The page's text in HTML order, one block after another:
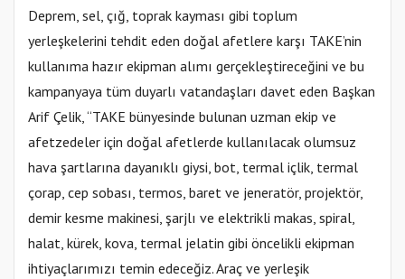
Deprem, sel, çığ, toprak kayması gibi toplum
yerleşkelerini tehdit eden doğal afetlere karşı TAKE’nin
kullanıma hazır ekipman alımı gerçekleştireceğini ve bu
kampanyaya tüm duyarlı vatandaşları davet eden Başkan
Arif Çelik, “TAKE bünyesinde bulunan uzman ekip ve
afetzedeler için doğal afetlerde kullanılacak olumsuz
hava şartlarına dayanıklı giysi, bot, termal içlik, termal
çorap, cep sobası, termos, baret ve jeneratör, projektör,
demir kesme makinesi, şarjlı ve elektrikli makas, spiral,
halat, kürek, kova, termal jelatin gibi öncelikli ekipman
ihtiyaçlarımızı temin edeceğiz. Araç ve yerleşik